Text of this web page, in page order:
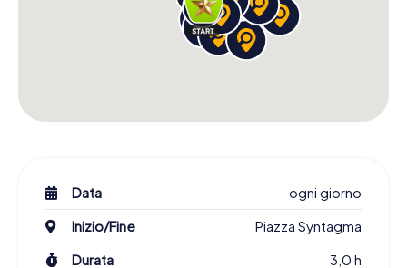
Data
ogni giorno
Inizio/Fine
Piazza Syntagma
Durata
3,0 h